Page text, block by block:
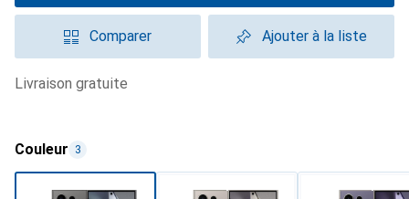
Comparer Ajouter à la liste
livraison gratuite
Couleur 3